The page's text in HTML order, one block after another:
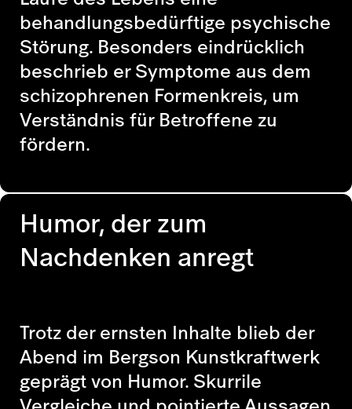
behandlungsbedürftige psychische
Störung. Besonders eindrücklich
beschrieb er Symptome aus dem
schizophrenen Formenkreis, um
Verständnis für Betroffene zu
fördern.
Humor, der zum
Nachdenken anregt
Trotz der ernsten Inhalte blieb der
Abend im Bergson Kunstkraftwerk
geprägt von Humor. Skurrile